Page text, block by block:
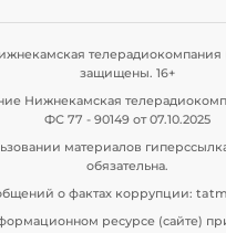
телерадиокомпания
защищены. 16+
Нижнекамская
ФС 77 - 90149 от 07.10.2025
материалов
обязательна.
о фактах коррупции:
ресурсе (сайте)